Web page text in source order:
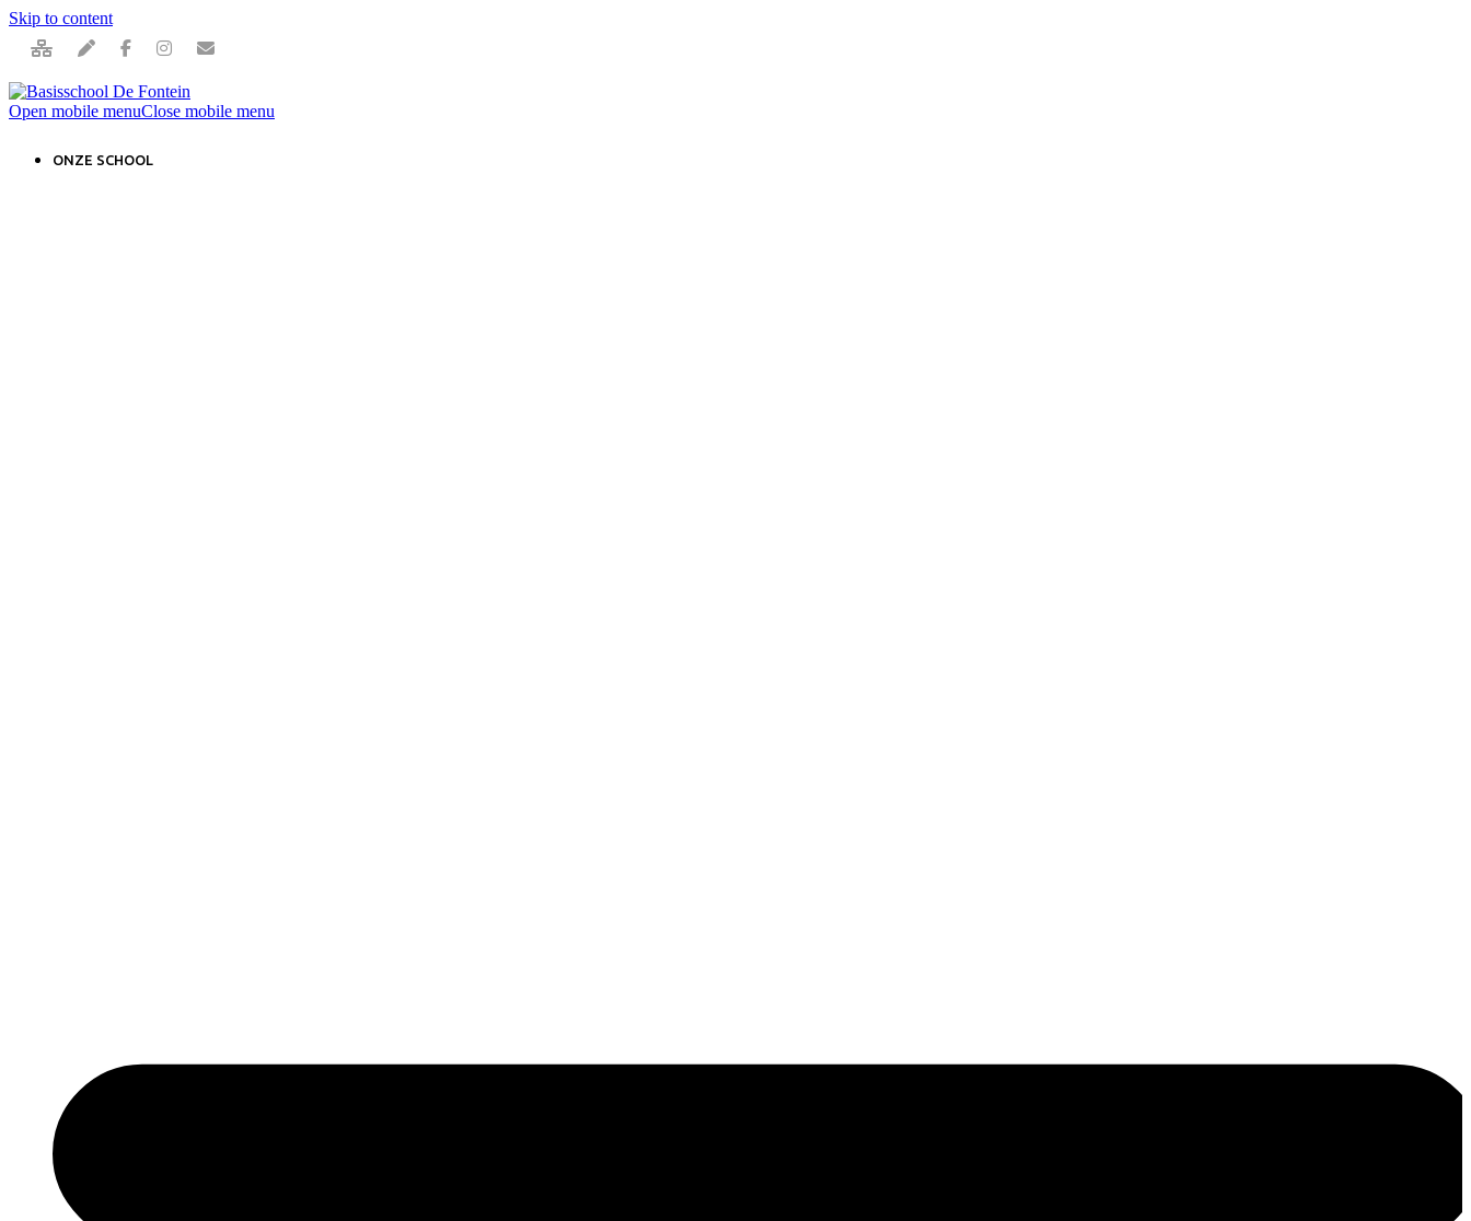
Skip to content
Open mobile menuClose mobile menu
ONZE SCHOOL